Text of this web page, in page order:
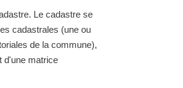
Le cadastre se
cadastrales (une ou
de la commune),
d'une matrice